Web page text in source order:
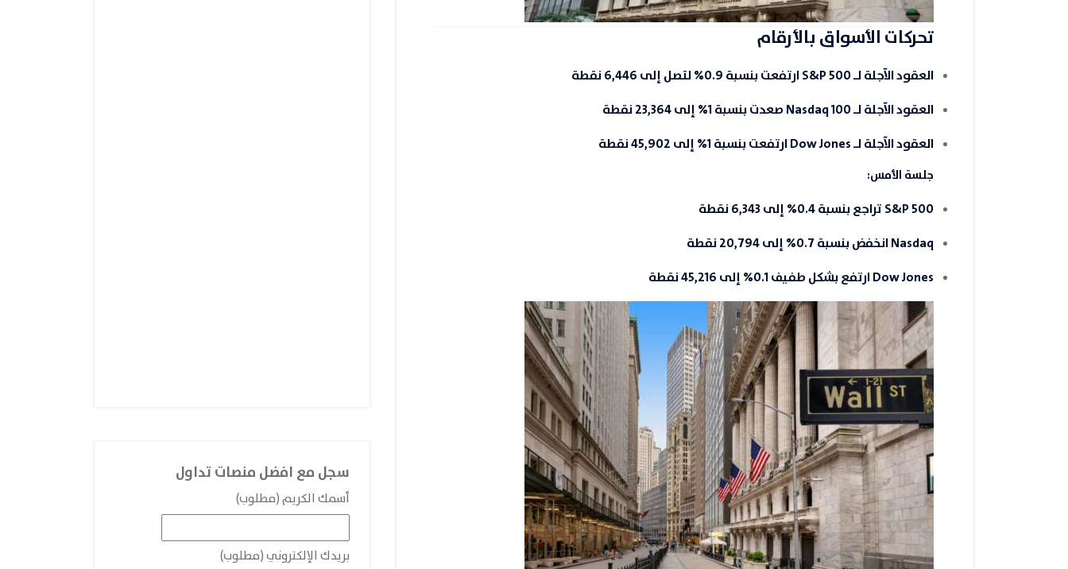
تحركات الأسواق بالأرقام
العقود الآجلة لـS&P 500ارتفعت بنسبة0.9% لتصل إلى6,446 نقطة
العقود الآجلة لـ Nasdaq 100 صعدت بنسبة
1% إلى23,364 نقطة
العقود الآجلة لـ Dow Jones ارتفعت بنسبة
1% إلى45,902 نقطة
جلسة الأمس:
S&P 500 تراجع بنسبة 0.4% إلى6,343 نقطة
Nasdaq انخفض بنسبة
0.7% إلى20,794 نقطة
Dow Jones ارتفع بشكل طفيف
0.1% إلى45,216 نقطة
سجل مع افضل منصات تداول
أسمك الكريم (مطلوب)
بريدك الإلكتروني (مطلوب)